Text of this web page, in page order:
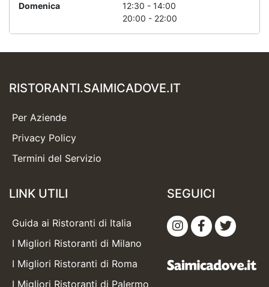
Domenica
12:30 - 14:00
20:00 - 22:00
RISTORANTI.SAIMICADOVE.IT
Per Aziende
Privacy Policy
Termini del Servizio
LINK UTILI
Guida ai Ristoranti di Italia
I Migliori Ristoranti di Milano
I Migliori Ristoranti di Roma
I Migliori Ristoranti di Palermo
SEGUICI